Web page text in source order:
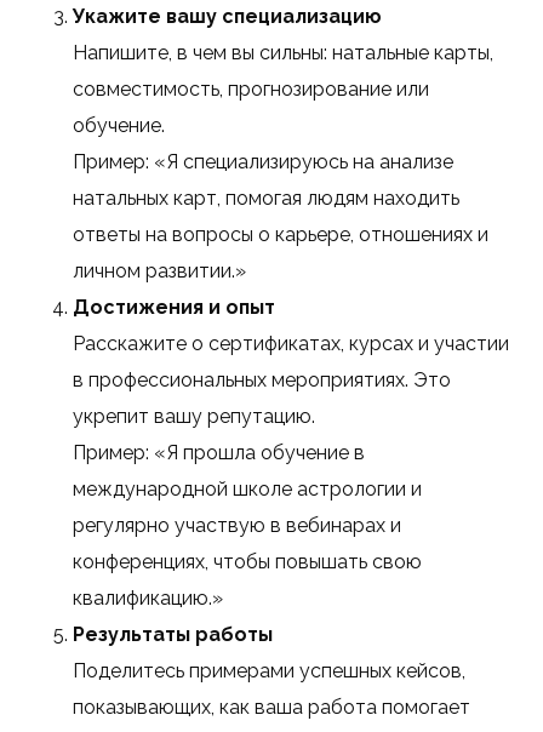
Укажите вашу специализацию
Напишите, в чем вы сильны: натальные карты,
совместимость, прогнозирование или
обучение.
Пример: «Я специализируюсь на анализе
натальных карт, помогая людям находить
ответы на вопросы о карьере, отношениях и
личном развитии.»
Достижения и опыт
Расскажите о сертификатах, курсах и участии
в профессиональных мероприятиях. Это
укрепит вашу репутацию.
Пример: «Я прошла обучение в
международной школе астрологии и
регулярно участвую в вебинарах и
конференциях, чтобы повышать свою
квалификацию.»
Результаты работы
Поделитесь примерами успешных кейсов,
показывающих, как ваша работа помогает